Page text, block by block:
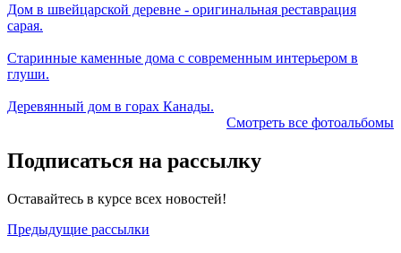
Дом в швейцарской деревне - оригинальная реставрация
сарая.
Старинные каменные дома с современным интерьером в
глуши.
Деревянный дом в горах Канады.
Смотреть все фотоальбомы
Подписаться на рассылку
Оставайтесь в курсе всех новостей!
Предыдущие рассылки